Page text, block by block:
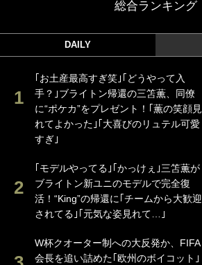
総合ランキング
DAILY
｢お土産最高すぎ笑｣｢どうやって入
手？｣ブライトン帰還の三笘薫、同僚
に“ポケカ”をプレゼント！｢薫の笑顔見
れてよかった｣｢大喜びのリュテル可愛
すぎ｣
｢モデルやってる｣｢かっけぇ｣三笘薫が
ブライトン新ユニのモデルで完全復
活！“King”の帰還に｢チームから大歓迎
されてる｣｢元気な姿見れて…｣
W杯クオーター制への大反発か、FIFA
会長を追い詰めた｢欧州のボイコット｣